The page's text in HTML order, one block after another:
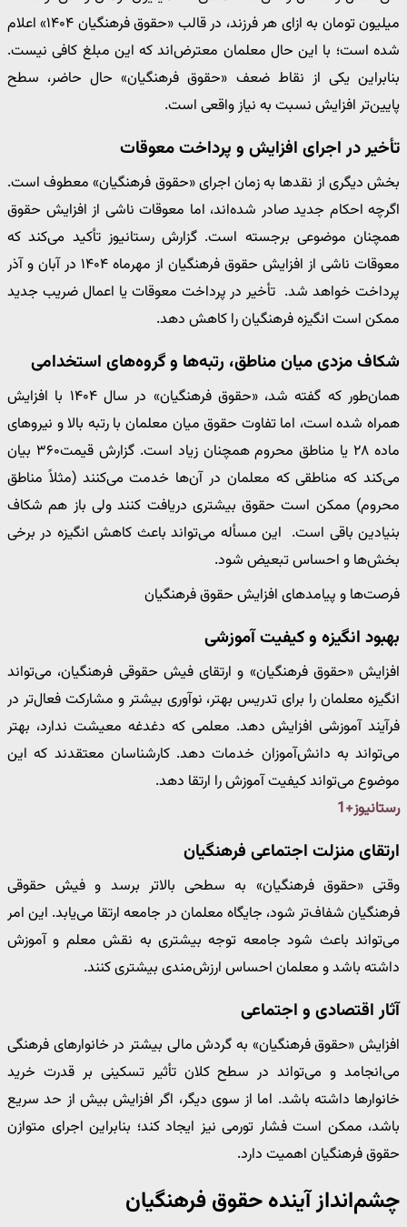
میلیون تومان به ازای هر فرزند، در قالب «حقوق فرهنگیان ۱۴۰۴» اعلام
شده است؛ با این حال معلمان معترض‌اند که این مبلغ کافی نیست.
بنابراین یکی از نقاط ضعف «حقوق فرهنگیان» حال حاضر، سطح
پایین‌تر افزایش نسبت به نیاز واقعی است.
تأخیر در اجرای افزایش و پرداخت معوقات
بخش دیگری از نقدها به زمان اجرای «حقوق فرهنگیان» معطوف است.
اگرچه احکام جدید صادر شده‌اند، اما معوقات ناشی از افزایش حقوق
همچنان موضوعی برجسته است. گزارش رستانیوز تأکید می‌کند که
معوقات ناشی از افزایش حقوق فرهنگیان از مهرماه ۱۴۰۴ در آبان و آذر
پرداخت خواهد شد. تأخیر در پرداخت معوقات یا اعمال ضریب جدید
ممکن است انگیزه فرهنگیان را کاهش دهد.
شکاف مزدی میان مناطق، رتبه‌ها و گروه‌های استخدامی
همان‌طور که گفته شد، «حقوق فرهنگیان» در سال ۱۴۰۴ با افزایش
همراه شده است، اما تفاوت حقوق میان معلمان با رتبه بالا و نیروهای
ماده ۲۸ یا مناطق محروم همچنان زیاد است. گزارش قیمت۳۶۰ بیان
می‌کند که مناطقی که معلمان در آن‌ها خدمت می‌کنند (مثلاً مناطق
محروم) ممکن است حقوق بیشتری دریافت کنند ولی باز هم شکاف
بنیادین باقی است. این مسأله می‌تواند باعث کاهش انگیزه در برخی
بخش‌ها و احساس تبعیض شود.
فرصت‌ها و پیامدهای افزایش حقوق فرهنگیان
بهبود انگیزه و کیفیت آموزشی
افزایش «حقوق فرهنگیان» و ارتقای فیش حقوقی فرهنگیان، می‌تواند
انگیزه معلمان را برای تدریس بهتر، نوآوری بیشتر و مشارکت فعال‌تر در
فرآیند آموزشی افزایش دهد. معلمی که دغدغه معیشت ندارد، بهتر
می‌تواند به دانش‌آموزان خدمات دهد. کارشناسان معتقدند که این
موضوع می‌تواند کیفیت آموزش را ارتقا دهد.
رستانیوز+1
ارتقای منزلت اجتماعی فرهنگیان
وقتی «حقوق فرهنگیان» به سطحی بالاتر برسد و فیش حقوقی
فرهنگیان شفاف‌تر شود، جایگاه معلمان در جامعه ارتقا می‌یابد. این امر
می‌تواند باعث شود جامعه توجه بیشتری به نقش معلم و آموزش
داشته باشد و معلمان احساس ارزش‌مندی بیشتری کنند.
آثار اقتصادی و اجتماعی
افزایش «حقوق فرهنگیان» به گردش مالی بیشتر در خانوارهای فرهنگی
می‌انجامد و می‌تواند در سطح کلان تأثیر تسکینی بر قدرت خرید
خانوارها داشته باشد. اما از سوی دیگر، اگر افزایش بیش از حد سریع
باشد، ممکن است فشار تورمی نیز ایجاد کند؛ بنابراین اجرای متوازن
حقوق فرهنگیان اهمیت دارد.
چشم‌انداز آینده حقوق فرهنگیان